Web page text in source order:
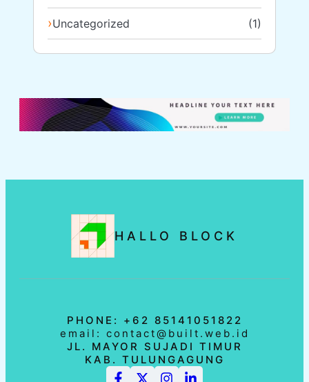
Uncategorized (1)
HALLO BLOCK
PHONE: +62 85141051822
email: contact@built.web.id
JL. MAYOR SUJADI TIMUR
KAB. TULUNGAGUNG